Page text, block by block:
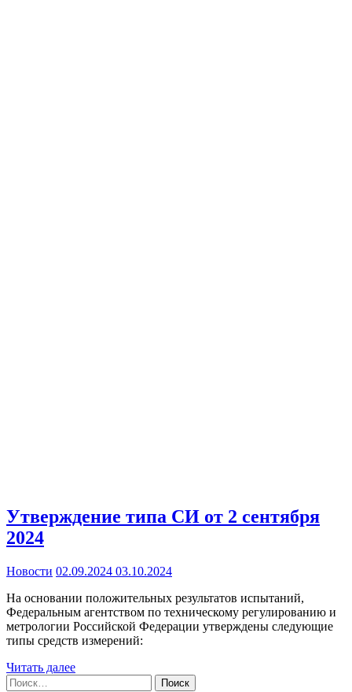
Утверждение типа СИ от 2 сентября
2024
Новости 02.09.2024 03.10.2024
На основании положительных результатов испытаний,
Федеральным агентством по техническому регулированию и
метрологии Российской Федерации утверждены следующие
типы средств измерений:
Читать далее
Найти: